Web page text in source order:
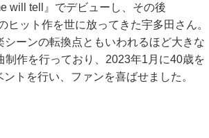
will tell』でデビューし、その後
ヒット作を世に放ってきた宇多田さん。
ーンの転換点ともいわれるほど大きな
作を行っており、2023年1月に40歳を
トを行い、ファンを喜ばせました。